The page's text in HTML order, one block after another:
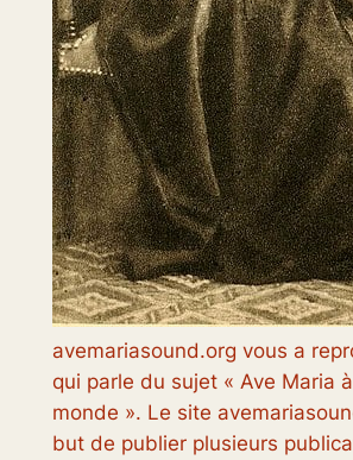
avemariasound.org vous a
qui parle du sujet « Ave Maria
monde ». Le site
but de publier plusieurs